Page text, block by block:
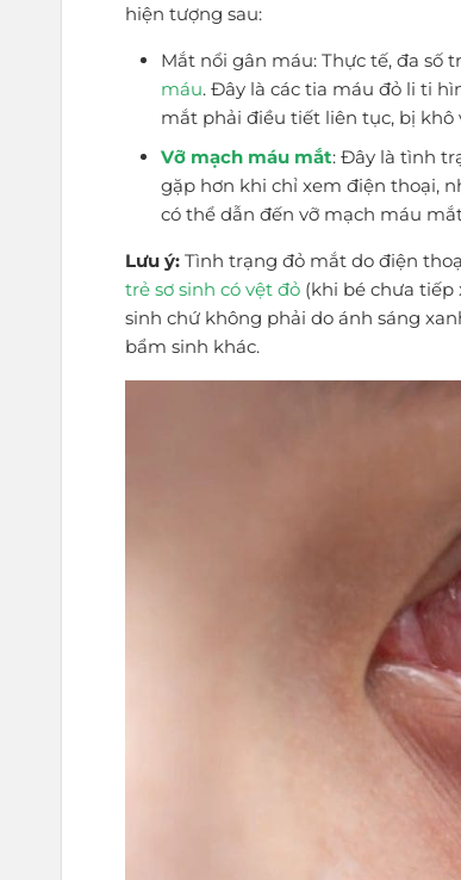
hiện tượng sau:
Mắt nổi gân máu: Thực tế, đa số
máu. Đây là các tia máu đỏ li ti
mắt phải điều tiết liên tục, bị khô
Vỡ mạch máu mắt: Đây là tình
gặp hơn khi chỉ xem điện thoại,
có thể dẫn đến vỡ mạch máu
Lưu ý:Tình trạng đỏ mắt do điện
trẻ sơ sinh có vệt đỏ (khi bé chưa
sinh chứ không phải do ánh sáng
bẩm sinh khác.